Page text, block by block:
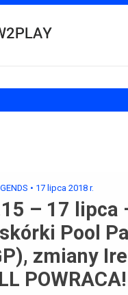
• 17 lipca 2018 r.
– 17 lipca
Pool
zmiany
POWRACA!